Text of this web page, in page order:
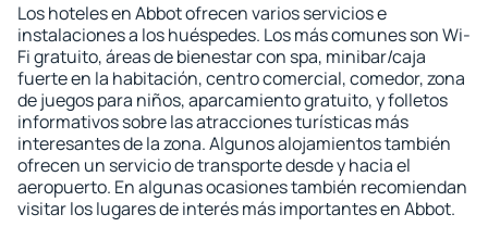
Los hoteles en Abbot ofrecen varios servicios e
instalaciones a los huéspedes. Los más comunes son Wi-
Fi gratuito, áreas de bienestar con spa, minibar/caja
fuerte en la habitación, centro comercial, comedor, zona
de juegos para niños, aparcamiento gratuito, y folletos
informativos sobre las atracciones turísticas más
interesantes de la zona. Algunos alojamientos también
ofrecen un servicio de transporte desde y hacia el
aeropuerto. En algunas ocasiones también recomiendan
visitar los lugares de interés más importantes en Abbot.